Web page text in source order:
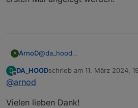
A ArnoD@da_hood
nicht gelesen werden können.
verwenden“ aktiviert hast, die
D
Offline
DA_HOODschrieb am 11. März 2024,
zuletzt editiert von
@arnod
Vielen lieben Dank!